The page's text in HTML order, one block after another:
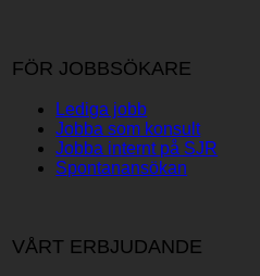
FÖR JOBBSÖKARE
Lediga jobb
Jobba som konsult
Jobba internt på SJR
Spontanansökan
VÅRT ERBJUDANDE